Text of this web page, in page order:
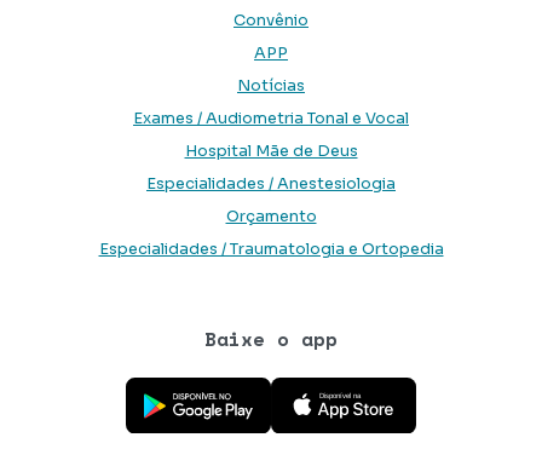
Convênio
APP
Notícias
Exames / Audiometria Tonal e Vocal
Hospital Mãe de Deus
Especialidades / Anestesiologia
Orçamento
Especialidades / Traumatologia e Ortopedia
Baixe o app
Baixe o aplicativo na Google Play Store
Baixe o aplicativo na App Store